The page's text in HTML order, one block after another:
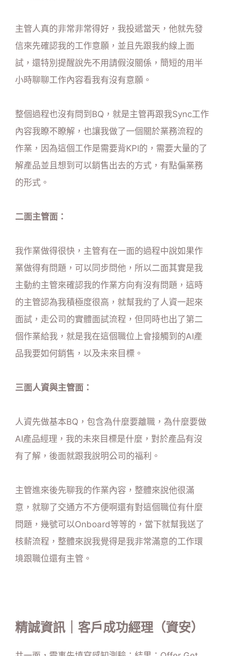
主管人真的非常非常得好，我投遞當天，他就先發
信來先確認我的工作意願，並且先跟我約線上面
試，還特別提醒說先不用請假沒關係，簡短的用半
小時聊聊工作內容看我有沒有意願。
整個過程也沒有問到BQ，就是主管再跟我Sync工作
內容我瞭不瞭解，也讓我做了一個關於業務流程的
作業，因為這個工作是需要背KPI的，需要大量的了
解產品並且想到可以銷售出去的方式，有點偏業務
的形式。
二面主管面：
我作業做得很快，主管有在一面的過程中說如果作
業做得有問題，可以同步問他，所以二面其實是我
主動約主管來確認我的作業方向有沒有問題，這時
的主管認為我積極度很高，就幫我約了人資一起來
面試，走公司的實體面試流程，但同時也出了第二
個作業給我，就是我在這個職位上會接觸到的AI產
品我要如何銷售，以及未來目標。
三面人資與主管面：
人資先做基本BQ，包含為什麼要離職，為什麼要做
AI產品經理，我的未來目標是什麼，對於產品有沒
有了解，後面就跟我說明公司的福利。
主管進來後先聊我的作業內容，整體來說他很滿
意，就聊了交通方不方便啊還有對這個職位有什麼
問題，幾號可以Onboard等等的，當下就幫我送了
核薪流程，整體來說我覺得是我非常滿意的工作環
境跟職位還有主管。
精誠資訊｜客戶成功經理（資安）